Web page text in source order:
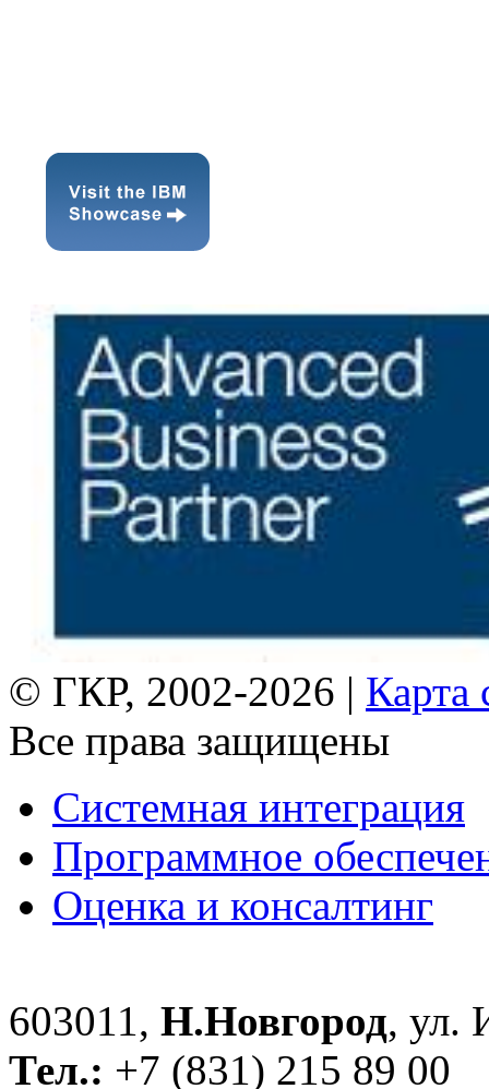
© ГКР, 2002-2026 | Карта
Все права защищены
Системная интеграция
Программное
Оценка и консалтинг
603011, Н.Новгород, ул.
Тел.: +7 (831) 215 89 00